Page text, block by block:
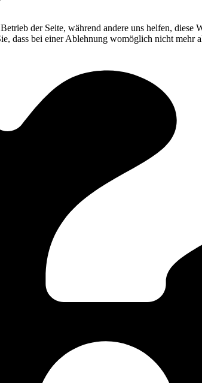
der Seite, während andere uns helfen,
dass bei einer Ablehnung womöglich nicht mehr